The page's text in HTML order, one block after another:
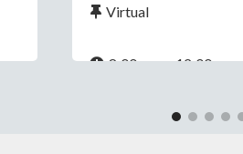
Virtual
8:00 a.m. - 12:00 p.m.